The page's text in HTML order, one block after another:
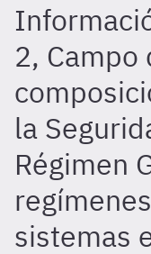
2, Campo
la
Régimen
sistemas